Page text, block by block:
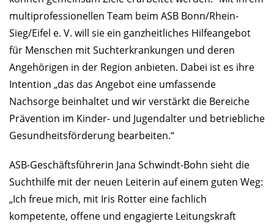
multiprofessionellen Team beim ASB Bonn/Rhein-
Sieg/Eifel e. V. will sie ein ganzheitliches Hilfeangebot
für Menschen mit Suchterkrankungen und deren
Angehörigen in der Region anbieten. Dabei ist es ihre
Intention „das das Angebot eine umfassende
Nachsorge beinhaltet und wir verstärkt die Bereiche
Prävention im Kinder- und Jugendalter und betriebliche
Gesundheitsförderung bearbeiten.“
ASB-Geschäftsführerin Jana Schwindt-Bohn sieht die
Suchthilfe mit der neuen Leiterin auf einem guten Weg:
„Ich freue mich, mit Iris Rotter eine fachlich
kompetente, offene und engagierte Leitungskraft